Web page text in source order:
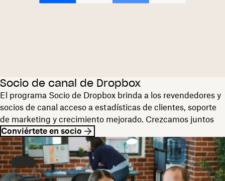
Socio de canal de Dropbox
El programa Socio de Dropbox brinda a los revendedores y
socios de canal acceso a estadísticas de clientes, soporte
de marketing y crecimiento mejorado. Crezcamos juntos
Conviértete en socio